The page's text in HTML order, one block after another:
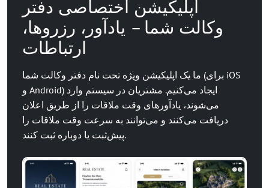
اپلیکیشن اختصاصی دفتر
وکالت شما – یادآور، رزروها،
ارتباطات
ما یک اپلیکیشن ویژه تحت نام دفتر وکالت شما (برای iOS
و Android) ایجاد می‌کنیم. مشتریان در سیستم وارد
می‌شوند، یادآورهای وقت ملاقات را از طریق اعلان
دریافت می‌کنند و می‌توانند به سرعت وقت ملاقات را
پیش‌ثبت یا دوباره ثبت کنند.